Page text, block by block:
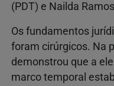
(PDT) e Nailda
Os fundamentos
foram cirúrgicos. Na
demonstrou que a
marco temporal